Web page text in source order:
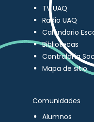
TV UAQ
Radio UAQ
Calendario
Bibliotecas
Contraloría
Mapa de sitio
Comunidades
Alumnos